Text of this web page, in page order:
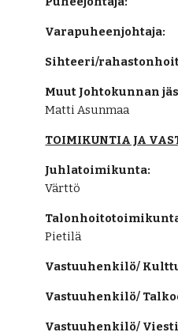
Varapuheenjohtaja:
Sihteeri/
Muut Johtokunnan
Matti Asunmaa
TOIMIKUNTIA JA
Juhlatoimikunta:
Värttö
Pietilä
Vastuuhenkilö/
Vastuuhenkilö/
Vastuuhenkilö/